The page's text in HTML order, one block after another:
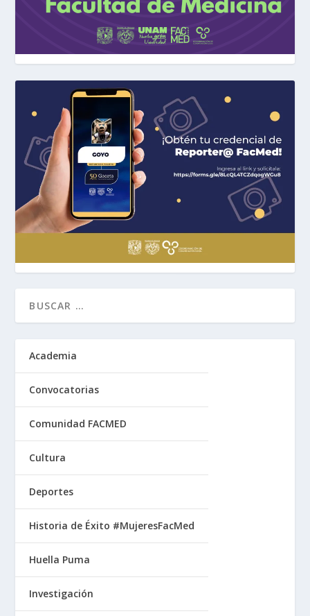
Academia
Convocatorias
Comunidad FACMED
Cultura
Deportes
Historia de Éxito #MujeresFacMed
Huella Puma
Investigación